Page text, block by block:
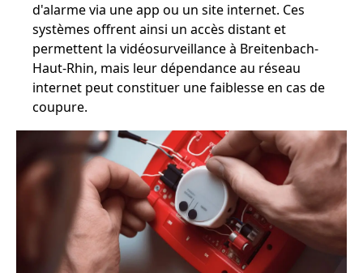
d'alarme via une app ou un site internet. Ces
systèmes offrent ainsi un accès distant et
permettent la vidéosurveillance à Breitenbach-
Haut-Rhin, mais leur dépendance au réseau
internet peut constituer une faiblesse en cas de
coupure.